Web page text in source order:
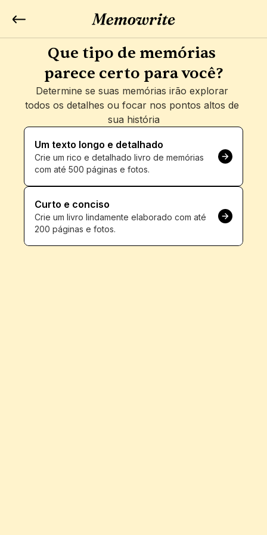
Que tipo de memórias
parece certo para você?
Determine se suas memórias irão explorar
todos os detalhes ou focar nos pontos altos de
sua história
Um texto longo e detalhado
Crie um rico e detalhado livro de memórias
com até 500 páginas e fotos.
Curto e conciso
Crie um livro lindamente elaborado com até
200 páginas e fotos.